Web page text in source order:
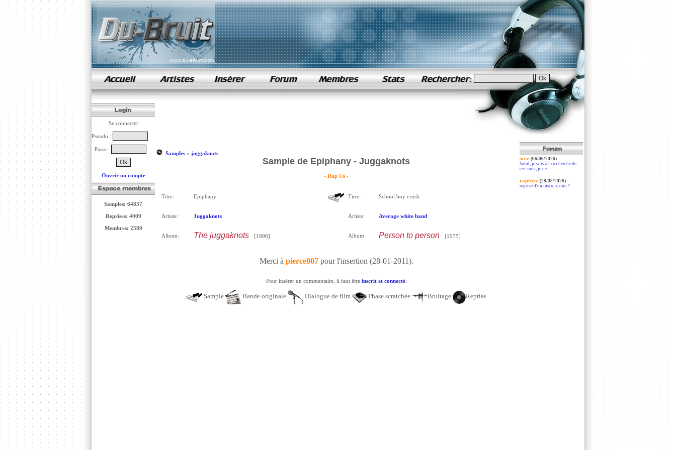
samples de rap
Se connecter
Pseudo :
Passe :
Ouvrir un compte
Samples: 64837
Reprises: 4009
Membres: 2589
Samples» juggaknots
Sample de Epiphany - Juggaknots
- Rap Us -
Titre: Epiphany
Artiste: Juggaknots
Album: The juggaknots [1996]
Titre: School boy crush
Artiste: Average white band
Album: Person to person [1975]
Merci à pierce007pour l'insertion (28-01-2011).
Pour insérer un commentaire, il faut être inscrit et connecté.
Sample Bande originale Dialogue de film Phase scratchée Bruitage Reprise
scez (06/06/2026):
Salut, je suis à la recherche de
ces sons, je ne...
raptorz (28/03/2026):
reprise d'un instru ricain ?